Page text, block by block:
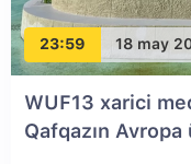
23:59 18 may
WUF13 xarici
Qafqazın